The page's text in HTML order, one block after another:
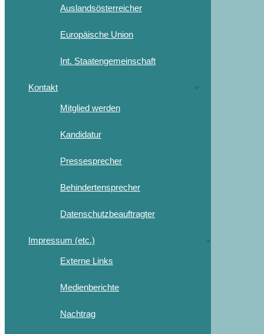
Auslandsösterreicher
Europäische Union
Int. Staatengemeinschaft
Kontakt
Mitglied werden
Kandidatur
Pressesprecher
Behindertensprecher
Datenschutzbeauftragter
Impressum (etc.)
Externe Links
Medienberichte
Nachtrag